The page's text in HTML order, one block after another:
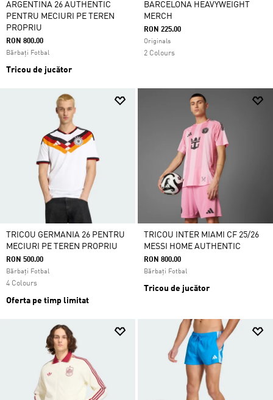
ARGENTINA 26 AUTHENTIC
PENTRU MECIURI PE TEREN
PROPRIU
RON 800.00
Bărbați Fotbal
Tricou de jucător
BARCELONA HEAVYWEIGHT
MERCH
RON 225.00
Originals
2 Colours
TRICOU GERMANIA 26 PENTRU
MECIURI PE TEREN PROPRIU
RON 500.00
Bărbați Fotbal
4 Colours
Oferta pe timp limitat
TRICOU INTER MIAMI CF 25/26
MESSI HOME AUTHENTIC
RON 800.00
Bărbați Fotbal
Tricou de jucător